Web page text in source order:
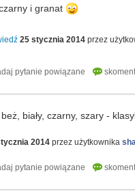
i granat
25 stycznia 2014 przez
biały, czarny, szary -
2014 przez użytkownika